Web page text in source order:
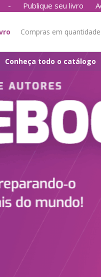
- Publique seu livro
Compras em quantidade
Conheça todo o catálogo